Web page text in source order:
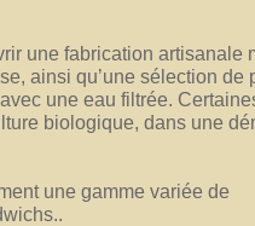
"La P'tite Pomme"
Médiathèque
Les associations
Affiches 2023-2024
une fabrication artisanale
ainsi qu’une sélection de
une eau filtrée.
biologique, dans une
une gamme variée de